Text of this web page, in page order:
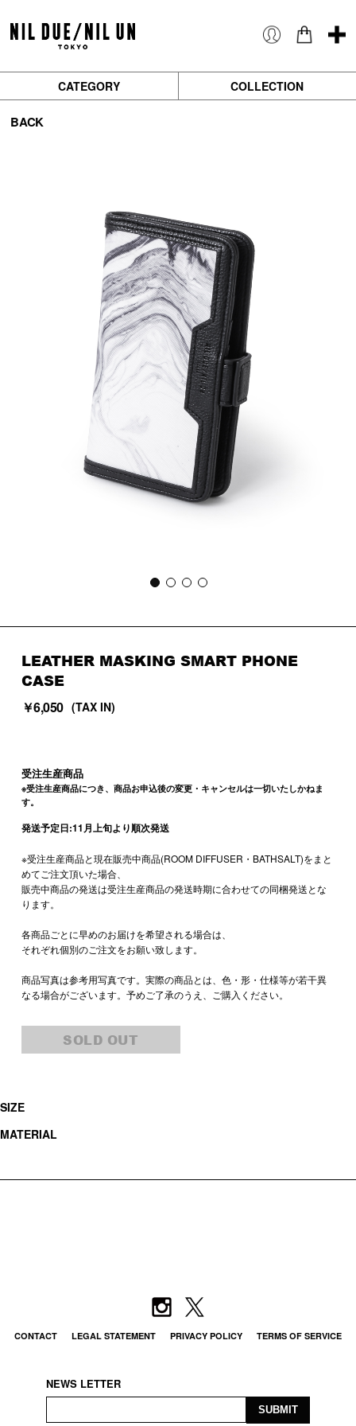
CATEGORY COLLECTION
BACK
LEATHER MASKING SMART PHONE
CASE
￥6,050 (TAX IN)
受注生産商品
※受注生産商品につき、商品お申込後の変更・キャンセルは一切いたしかねま
す。
発送予定日:11月上旬より順次発送
※受注生産商品と現在販売中商品(ROOM DIFFUSER・BATHSALT)をまと
めてご注文頂いた場合、
販売中商品の発送は受注生産商品の発送時期に合わせての同梱発送とな
ります。
各商品ごとに早めのお届けを希望される場合は、
それぞれ個別のご注文をお願い致します。
商品写真は参考用写真です。実際の商品とは、色・形・仕様等が若干異
なる場合がございます。予めご了承のうえ、ご購入ください。
SOLD OUT
SIZE
MATERIAL
CONTACT LEGAL STATEMENT PRIVACY POLICY TERMS OF SERVICE
NEWS LETTER